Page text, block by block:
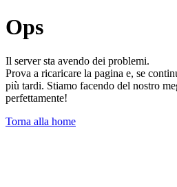
Ops
Il server sta avendo dei problemi.
Prova a ricaricare la pagina e, se
più tardi. Stiamo facendo del nostro
perfettamente!
Torna alla home